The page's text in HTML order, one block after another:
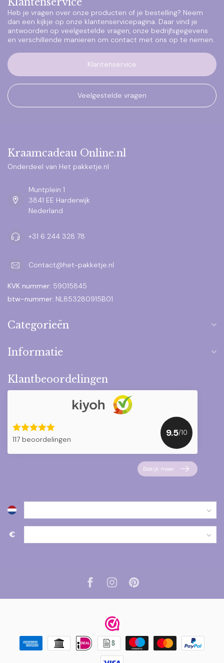
Heb je vragen over onze producten of je bestelling? Neem
dan een kijkje op onze klantenservicepagina. Daar vind je
antwoorden op veelgestelde vragen, onze bedrijfsgegevens
en verschillende manieren om contact met ons op te nemen.
Klantenservice
Veelgestelde vragen
Kraamcadeau Online.nl
Onderdeel van Het pakketje.nl
Muntplein 1
3841 EE Harderwijk
Nederland
+31 6 244 328 78
Contact@het-pakketje.nl
KVK nummer: 59015845
btw-nummer: NL853280915B01
Categorieën
Informatie
Klantbeoordelingen
117 beoordelingen
9.5/10
Bekijk meer
€